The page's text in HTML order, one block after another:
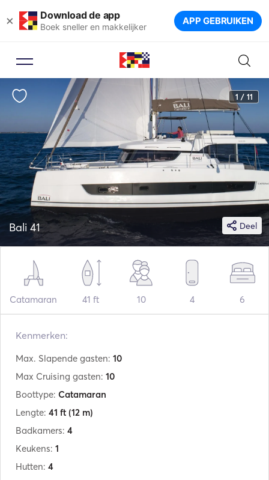
× Download de app
Boek sneller en makkelijker APP GEBRUIKEN
1 / 11
Deel
Bali 41
Catamaran 41 ft 10 4 6
Kenmerken:
Max. Slapende gasten: 10
Max Cruising gasten: 10
Boottype: Catamaran
Lengte: 41 ft (12 m)
Badkamers: 4
Keukens: 1
Hutten: 4